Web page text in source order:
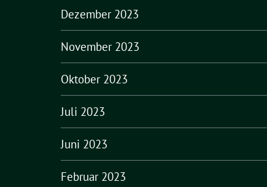
Dezember 2023
November 2023
Oktober 2023
Juli 2023
Juni 2023
Februar 2023